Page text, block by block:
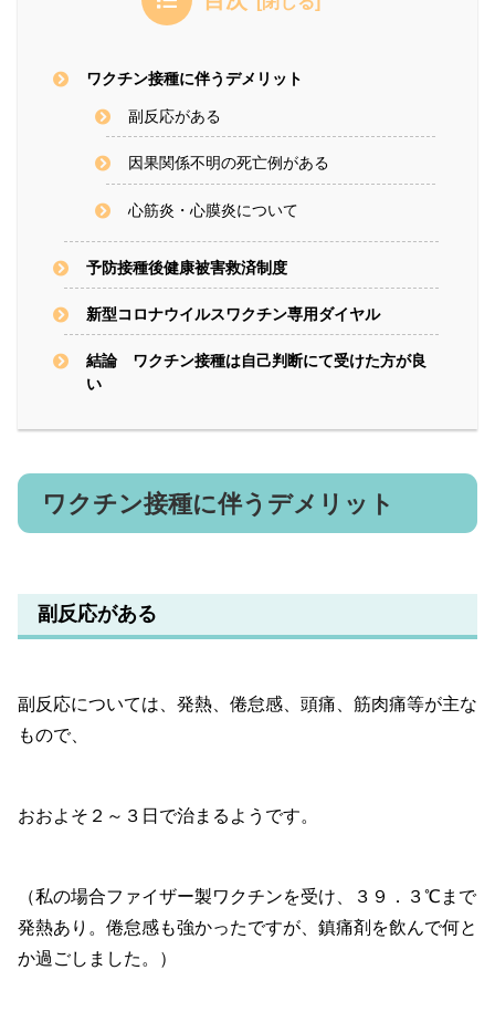
ワクチン接種に伴うデメリット
副反応がある
因果関係不明の死亡例がある
心筋炎・心膜炎について
予防接種後健康被害救済制度
新型コロナウイルスワクチン専用ダイヤル
結論 ワクチン接種は自己判断にて受けた方が良
い
ワクチン接種に伴うデメリット
副反応がある
副反応については、発熱、倦怠感、頭痛、筋肉痛等が主な
もので、
おおよそ２～３日で治まるようです。
（私の場合ファイザー製ワクチンを受け、３９．３℃まで
発熱あり。倦怠感も強かったですが、鎮痛剤を飲んで何と
か過ごしました。）